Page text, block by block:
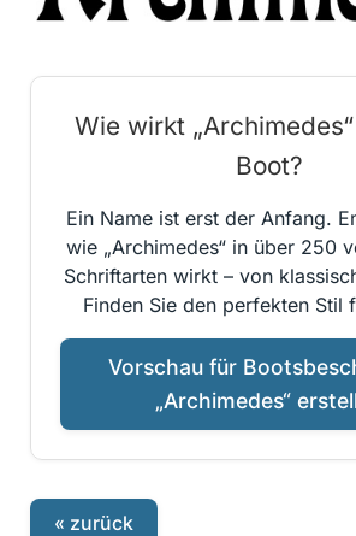
Wie wirkt
Boot?
Ein Name ist erst der Anfang.
wie „Archimedes“ in über 250
Schriftarten wirkt – von
Finden Sie den perfekten Stil
Vorschau für
„Archimedes“
« zurück